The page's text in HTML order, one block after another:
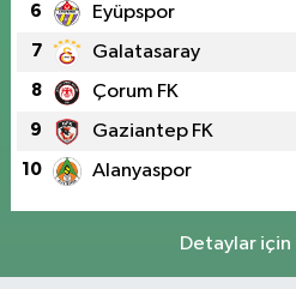
6 Eyüpspor
7 Galatasaray
8 Çorum FK
9 Gaziantep FK
10 Alanyaspor
Detaylar için